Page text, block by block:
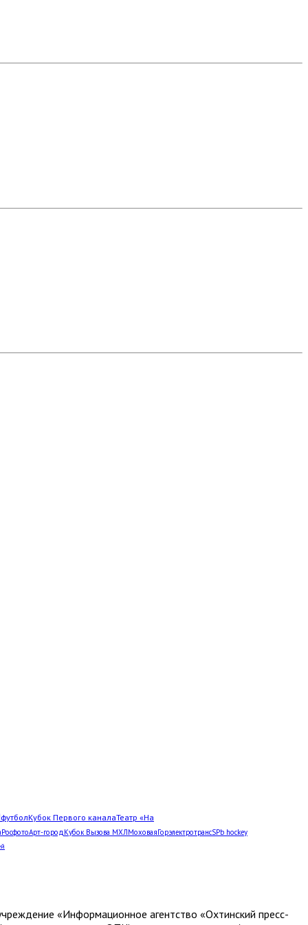
футболКубок Первого каналаТеатр «На
РосфотоАрт-город Кубок Вызова МХЛМоховаяГорэлектротрансSPb hockey
«Информационное агентство «Охтинский пресс-